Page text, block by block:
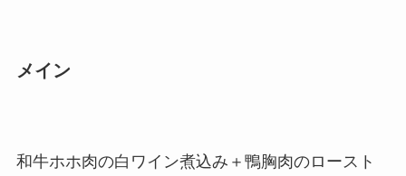
メイン
和牛ホホ肉の白ワイン煮込み＋鴨胸肉のロースト